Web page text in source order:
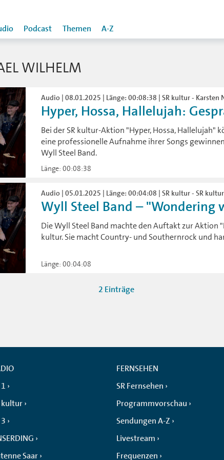
Podcast Themen A-Z
WILHELM
Audio | 08.01.2025 | Länge: 00:08:38 | SR kultur - Karsten
Hyper, Hossa, Hallelujah:
Bei der SR kultur-Aktion "Hyper, Hossa, Hallelujah"
eine professionelle Aufnahme ihrer Songs
Wyll Steel Band.
Länge: 00:08:38
Audio | 05.01.2025 | Länge: 00:04:08 | SR kultur - SR kultur
Wyll Steel Band – "Wondering
Die Wyll Steel Band machte den Auftakt zur Aktion
kultur. Sie macht Country- und Southernrock und
Länge: 00:04:08
2 Einträge
kultur
Saar
FERNSEHEN
SR Fernsehen
Programmvorschau
Sendungen A-Z
Livestream
Frequenzen